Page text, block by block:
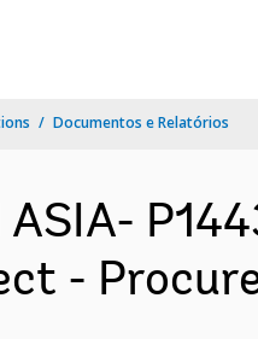
Documentos e Relatórios
ASIA-
-